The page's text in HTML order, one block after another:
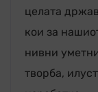
целата
кои за
нивни
творба,